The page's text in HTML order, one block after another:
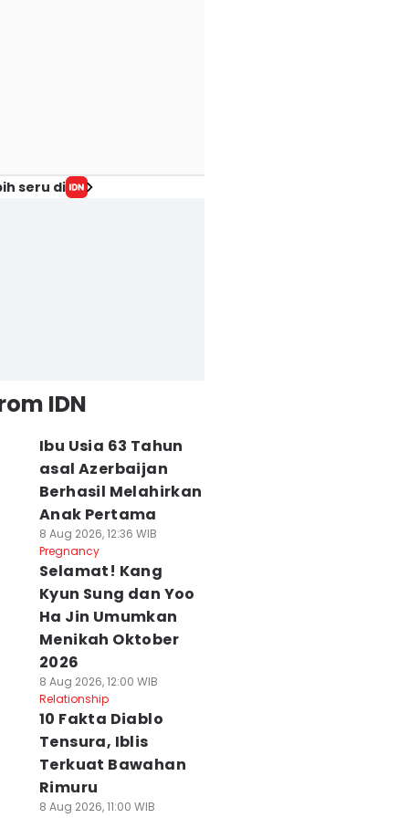
seru di
IDN
Ibu Usia 63 Tahun
asal Azerbaijan
Berhasil Melahirkan
Anak Pertama
8 Aug 2026, 12:36 WIB
Pregnancy
Selamat! Kang
Kyun Sung dan Yoo
Ha Jin Umumkan
Menikah Oktober
2026
8 Aug 2026, 12:00 WIB
Relationship
10 Fakta Diablo
Tensura, Iblis
Terkuat Bawahan
Rimuru
8 Aug 2026, 11:00 WIB